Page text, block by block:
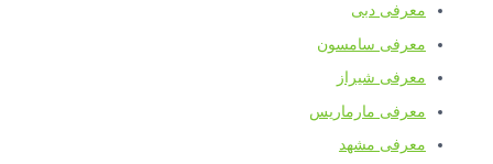
معرفی دبی
معرفی سامسون
معرفی شیراز
معرفی مارماریس
معرفی مشهد